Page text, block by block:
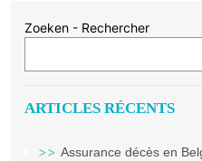
Zoeken - Rechercher
ARTICLES RÉCENTS
Assurance décès en